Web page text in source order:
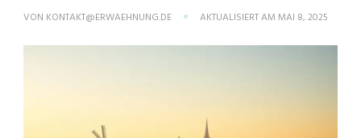
VON KONTAKT@ERWAEHNUNG.DE AKTUALISIERT AM MAI 8, 2025